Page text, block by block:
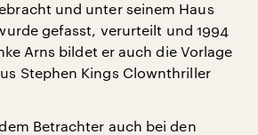
und unter seinem Haus
gefasst, verurteilt und 1994
Arns bildet er auch die Vorlage
Stephen Kings Clownthriller
Betrachter auch bei den